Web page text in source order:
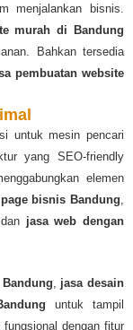
menjalankan bisnis.
murah di Bandung
Bahkan tersedia
pembuatan website
untuk mesin pencari
yang SEO-friendly
elemen
bisnis Bandung,
jasa web dengan
, jasa desain
untuk tampil
dengan fitur